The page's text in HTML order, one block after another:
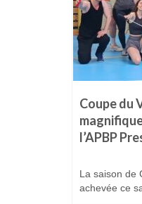
Coupe du
l’APBP
La saison de
achevée ce